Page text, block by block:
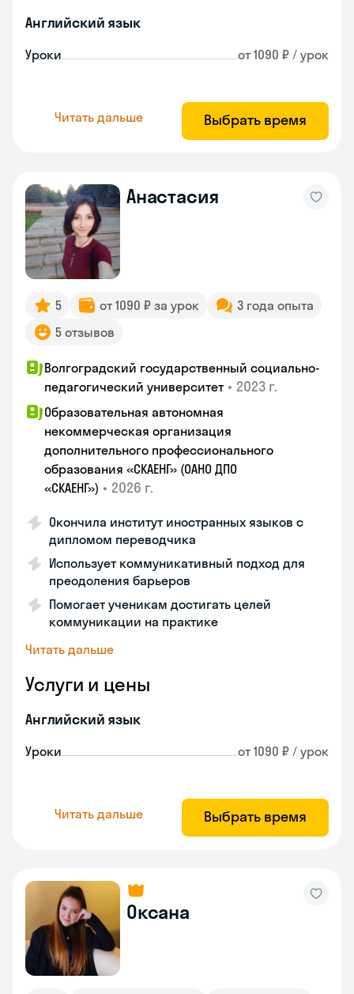
Английский язык
Уроки от 1090 ₽ / урок
Читать дальше Выбрать время
Анастасия
5 от 1090 ₽ за урок
3 года опыта
5 отзывов
Волгоградский государственный социально-
педагогический университет • 2023 г.
Образовательная автономная
некоммерческая организация
дополнительного профессионального
образования «СКАЕНГ» (ОАНО ДПО
«СКАЕНГ») • 2026 г.
Окончила институт иностранных языков с
дипломом переводчика
Использует коммуникативный подход для
преодоления барьеров
Помогает ученикам достигать целей
коммуникации на практике
Читать дальше
Услуги и цены
Английский язык
Уроки от 1090 ₽ / урок
Читать дальше Выбрать время
Оксана